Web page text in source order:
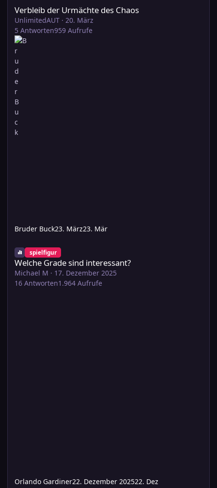
Verbleib der Urmächte des Chaos
UnlimitedAUT · 20. März
5 Antworten959 Aufrufe
Bruder Buck23. März23. Mär
spielfigur
Welche Grade sind interessant?
Michael M · 17. Dezember 2025
16 Antworten1.964 Aufrufe
Orlando Gardiner22. Dezember 202522. Dez